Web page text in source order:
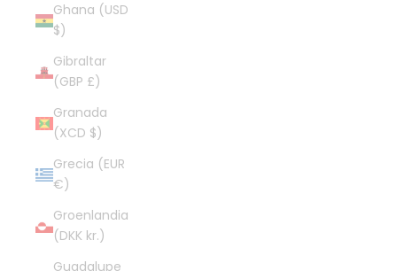
Ghana (USD
$)
Gibraltar
(GBP £)
Granada
(XCD $)
Grecia (EUR
€)
Groenlandia
(DKK kr.)
Guadalupe